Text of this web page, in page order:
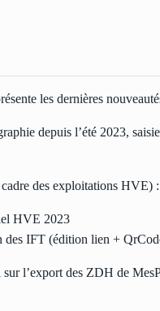
les dernières
depuis l’été 2023,
des exploitations HVE) :
HVE 2023
des IFT (édition lien +
sur l’export des ZDH de